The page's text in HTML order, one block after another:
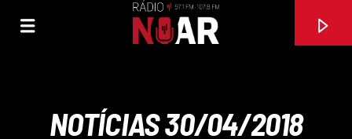
NOTÍCIAS 30/04/2018